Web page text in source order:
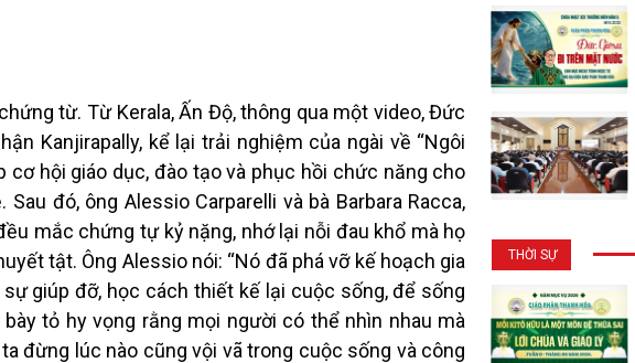
từ. Từ Kerala, Ấn Độ, thông qua một video, Đức
Kanjirapally, kể lại trải nghiệm của ngài về “Ngôi
cơ hội giáo dục, đào tạo và phục hồi chức năng cho
đó, ông Alessio Carparelli và bà Barbara Racca,
mắc chứng tự kỷ nặng, nhớ lại nỗi đau khổ mà họ
tật. Ông Alessio nói: “Nó đã phá vỡ kế hoạch gia
giúp đỡ, học cách thiết kế lại cuộc sống, để sống
bày tỏ hy vọng rằng mọi người có thể nhìn nhau mà
đừng lúc nào cũng vội vã trong cuộc sống và công
THỜI SỰ